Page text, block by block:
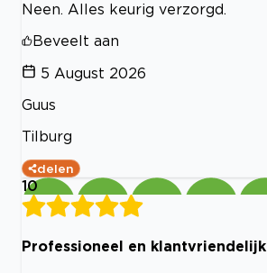
Neen. Alles keurig verzorgd.
Beveelt aan
5 August 2026
Guus
Tilburg
delen
10
Professioneel en klantvriendelijk